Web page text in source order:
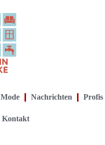
Mode Nachrichten Profis
Kontakt